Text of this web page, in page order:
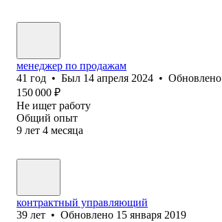
менеджер по продажам
41 год • Был 14 апреля 2024 • Обновлено
150 000 ₽
Не ищет работу
Общий опыт
9 лет 4 месяца
контрактный управляющий
39 лет • Обновлено 15 января 2019